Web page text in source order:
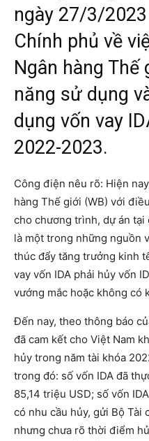
ngày 27/3/
Chính phủ về
Ngân hàng Thế
năng sử dụng
dụng vốn vay
2022-2023.
Công điện nêu rõ: Hiện
hàng Thế giới (WB) với
cho chương trình, dự án tại
là một trong những nguồn
thúc đẩy tăng trưởng kinh
vay vốn IDA phải hủy vốn
vướng mắc hoặc không có
Đến nay, theo thông báo
đã cam kết cho Việt Nam
hủy trong năm tài khóa
trong đó: số vốn IDA đã
85,14 triệu USD; số vốn
có nhu cầu hủy, gửi Bộ Tài
nhưng chưa rõ thời điểm